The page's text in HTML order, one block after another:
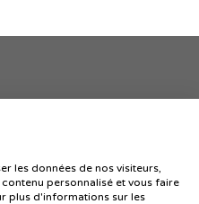
offre
les données de nos visiteurs,
personnalisé et vous faire
plus d'informations sur les